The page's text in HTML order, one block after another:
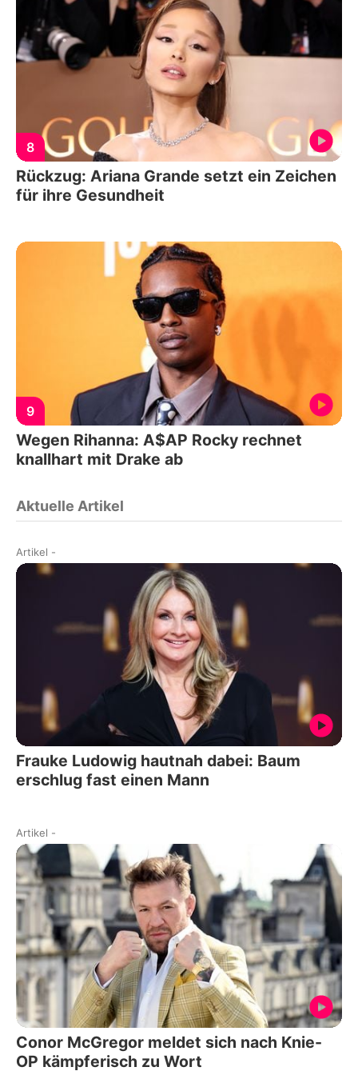
8
Rückzug: Ariana Grande setzt ein Zeichen
für ihre Gesundheit
9
Wegen Rihanna: A$AP Rocky rechnet
knallhart mit Drake ab
Aktuelle Artikel
Artikel -
Frauke Ludowig hautnah dabei: Baum
erschlug fast einen Mann
Artikel -
Conor McGregor meldet sich nach Knie-
OP kämpferisch zu Wort